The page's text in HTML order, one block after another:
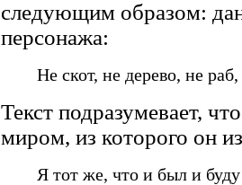
следующим образом:
персонажа:
Не скот, не дерево, не
Текст подразумевает,
миром, из которого он
Я тот же, что и был и